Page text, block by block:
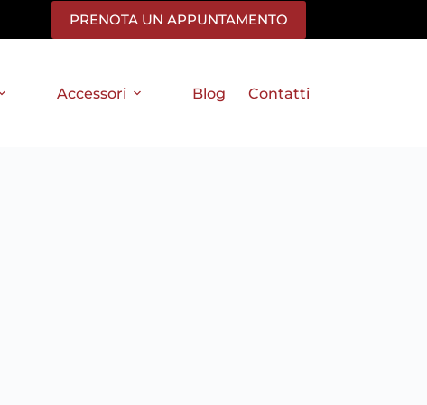
PRENOTA UN APPUNTAMENTO
Accessori Blog Contatti